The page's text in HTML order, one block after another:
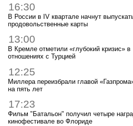
16:30
В России в IV квартале начнут
продовольственные карты
13:00
В Кремле отметили «глубокий кризис» в
отношениях с Турцией
12:25
Миллера переизбрали главой
на пять лет
17:23
Фильм "Батальон" получил четыре
кинофестивале во Флориде